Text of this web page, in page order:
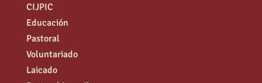
CIJPIC
Educación
Pastoral
Voluntariado
Laicado